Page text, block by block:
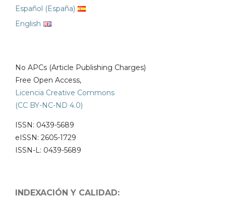
Español (España)
English
No APCs (Article Publishing Charges)
Free Open Access,
Licencia Creative Commons
(CC BY-NC-ND 4.0)
ISSN: 0439-5689
eISSN: 2605-1729
ISSN-L: 0439-5689
INDEXACIÓN Y CALIDAD: